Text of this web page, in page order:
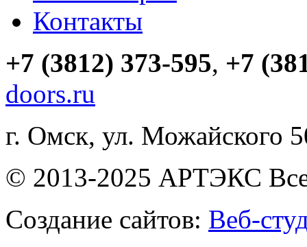
Контакты
+7 (3812) 373-595, +7
doors.ru
г. Омск, ул. Можайского
© 2013-2025 АРТЭКС
Создание сайтов: Веб-